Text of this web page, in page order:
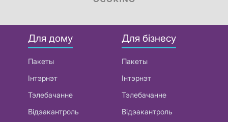
Для дому
Пакеты
Інтэрнэт
Тэлебачанне
Відэакантроль
Для бізнесу
Пакеты
Інтэрнэт
Тэлебачанне
Відэакантроль